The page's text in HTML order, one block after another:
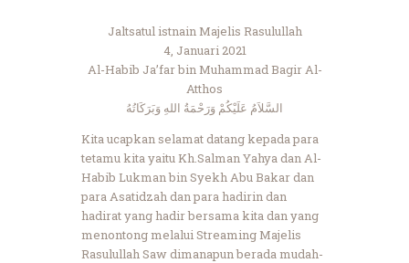
Jaltsatul istnain Majelis Rasulullah
4, Januari 2021
Al-Habib Ja’far bin Muhammad Bagir Al-
Atthos
السَّلاَمُ عَلَيْكُمْ وَرَحْمَةُ اللهِ وَبَرَكَاتُهُ
Kita ucapkan selamat datang kepada para
tetamu kita yaitu Kh.Salman Yahya dan Al-
Habib Lukman bin Syekh Abu Bakar dan
para Asatidzah dan para hadirin dan
hadirat yang hadir bersama kita dan yang
menontong melalui Streaming Majelis
Rasulullah Saw dimanapun berada mudah-